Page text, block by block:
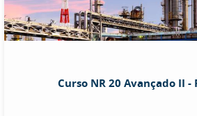
Curso NR 20 Avançado II -